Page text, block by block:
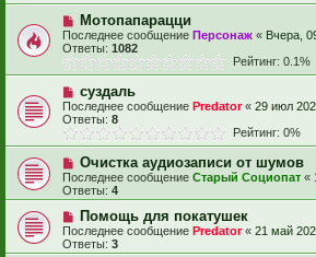
Мотопапарацци
Последнее сообщение Персонаж « Вчера,
Ответы: 1082
Рейтинг: 0.1%
суздаль
Последнее сообщение Predator« 29 июл
Ответы: 8
Рейтинг: 0%
Очистка аудиозаписи от шумов
Последнее сообщение Старый Социопат «
Ответы: 4
Помощь для покатушек
Последнее сообщение Predator« 21 май
Ответы: 3